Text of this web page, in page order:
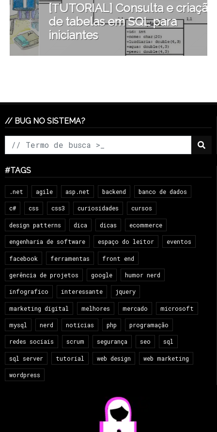
[TUTORIAL] Consulta e criação
de tabelas em SQL para
iniciantes
// BUG NO SISTEMA?
#TAGS
.net agile asp.net backend banco de dados
c# css css3 curiosidades cursos
design patterns dica dicas ecommerce
engenharia de software espaço do leitor eventos
facebook ferramentas front end
gerência de projetos google humor nerd
infografico interessante jquery
marketing digital melhores mercado microsoft
mysql nerd notícias php programação
redes sociais scrum segurança seo sql
sql server tutorial web design web marketing
wordpress